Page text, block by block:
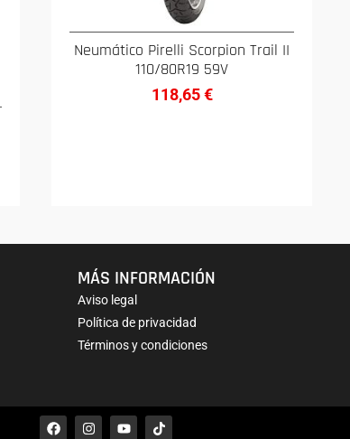
Neumático Pirelli Scorpion Trail II
110/80R19 59V
118,65€
MÁS INFORMACIÓN
Aviso legal
Política de privacidad
Términos y condiciones